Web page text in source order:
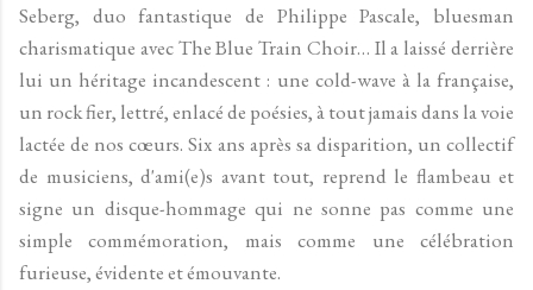
Seberg, duo fantastique de Philippe Pascale, bluesman
charismatique avec The Blue Train Choir… Il a laissé derrière
lui un héritage incandescent : une cold-wave à la française,
un rock fier, lettré, enlacé de poésies, à tout jamais dans la voie
lactée de nos cœurs. Six ans après sa disparition, un collectif
de musiciens, d'ami(e)s avant tout, reprend le flambeau et
signe un disque-hommage qui ne sonne pas comme une
simple commémoration, mais comme une célébration
furieuse, évidente et émouvante.